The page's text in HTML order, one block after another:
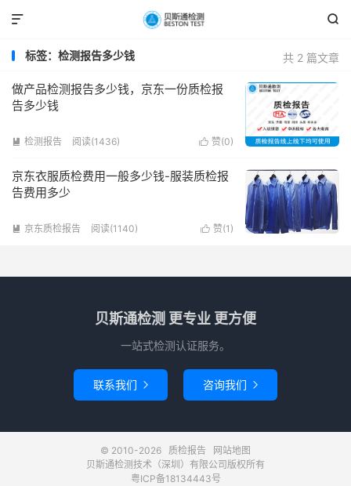


共 2 篇文章
标签：检测报告多少钱
做产品检测报告多少钱，京东一份质检报
告多少钱
 赞(0)
 检测报告 阅读(1436)
京东衣服质检费用一般多少钱-服装质检报
告费用多少
 赞(1 )
 京东质检报告 阅读(1140)
贝斯通检测 更专业 更方便
一站式检测认证服务。
联系我们  咨询我们 
© 2010-2026 质检报告
网站地图
贝斯通检测技术（深圳）有限公司版权所有
粤ICP备18134443号